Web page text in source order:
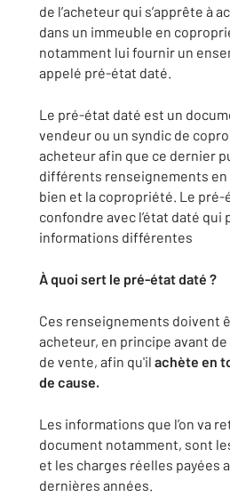
de l’acheteur qui s’apprête à
dans un immeuble en
notamment lui fournir un
appelé pré-état daté.
Le pré-état daté est un
vendeur ou un syndic de
acheteur afin que ce dernier
différents renseignements en
bien et la copropriété. Le pré-
confondre avec l’état daté qui
informations différentes
À quoi sert le pré-état daté ?
Ces renseignements doivent
acheteur, en principe avant
de vente, afin qu'il achète en
de cause.
Les informations que l’on va
document notamment, sont
et les charges réelles payées
dernières années.